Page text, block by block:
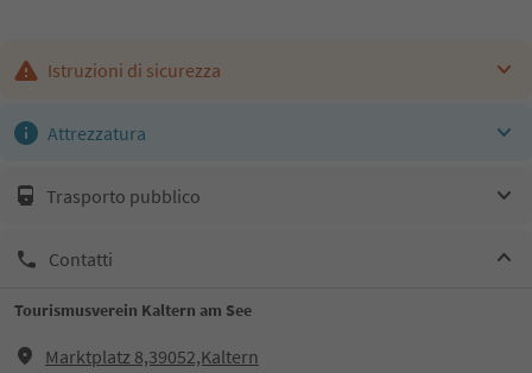
Istruzioni di sicurezza
Attrezzatura
Trasporto pubblico
Contatti
Tourismusverein Kaltern am See
Marktplatz 8,39052,Kaltern